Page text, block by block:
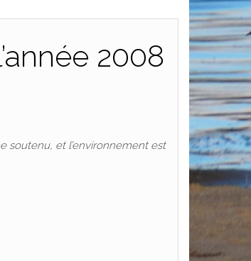
2008
soutenu, et l’environnement est